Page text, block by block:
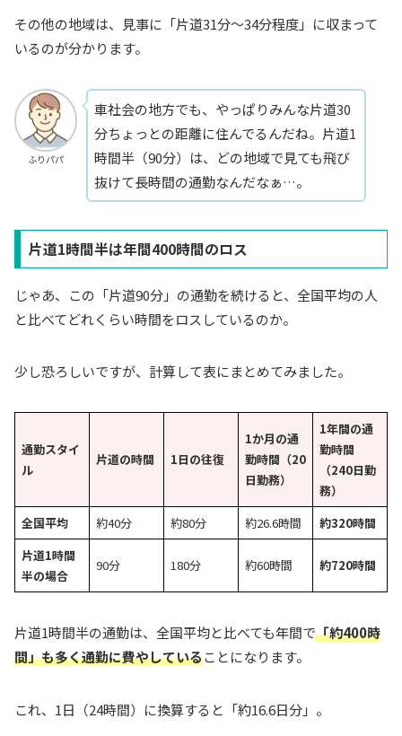
その他の地域は、見事に「片道31分〜34分程度」に収まって
いるのが分かります。
ふりパパ
車社会の地方でも、やっぱりみんな片道30
分ちょっとの距離に住んでるんだね。片道1
時間半（90分）は、どの地域で見ても飛び
抜けて長時間の通勤なんだなぁ…。
片道1時間半は年間400時間のロス
じゃあ、この「片道90分」の通勤を続けると、全国平均の人
と比べてどれくらい時間をロスしているのか。
少し恐ろしいですが、計算して表にまとめてみました。
通勤スタイ
ル
片道の時間 1日の往復
1か月の通
勤時間（20
日勤務）
1年間の通
勤時間
（240日勤
務）
全国平均
約40分 約80分 約26.6時間
約320時間
片道1時間
半の場合
90分 180分 約60時間 約720時間
片道1時間半の通勤は、全国平均と比べても年間で「約400時
間」も多く通勤に費やしていることになります。
これ、1日（24時間）に換算すると「約16.6日分」。